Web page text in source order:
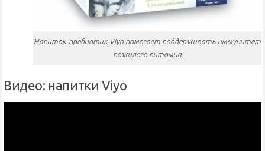
Напиток-пребиотик Viyo помогает поддерживать иммунитет
пожилого питомца
Видео: напитки Viyo